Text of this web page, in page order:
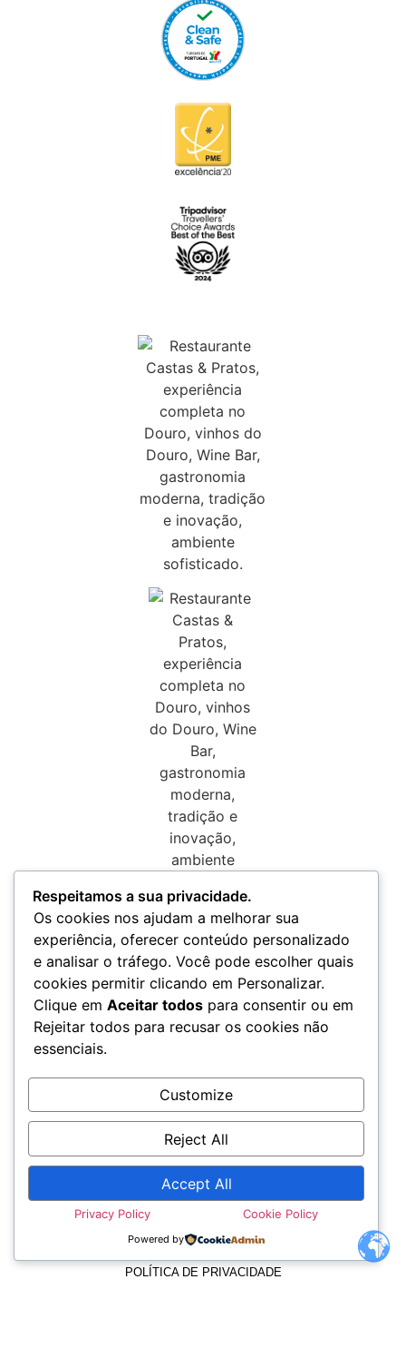
TERMOS E CONDIÇÕES
POLÍTICA DE PRIVACIDADE
Respeitamos a sua privacidade.
Os cookies nos ajudam a melhorar sua
experiência, oferecer conteúdo personalizado
e analisar o tráfego. Você pode escolher quais
cookies permitir clicando em Personalizar.
Clique em Aceitar todos para consentir ou em
Rejeitar todos para recusar os cookies não
essenciais.
Customize
Reject All
Accept All
Privacy Policy Cookie Policy
Powered by